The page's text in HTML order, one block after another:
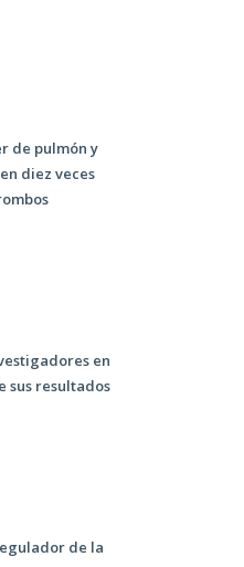
de pulmón y
diez veces
en
sus resultados
de la